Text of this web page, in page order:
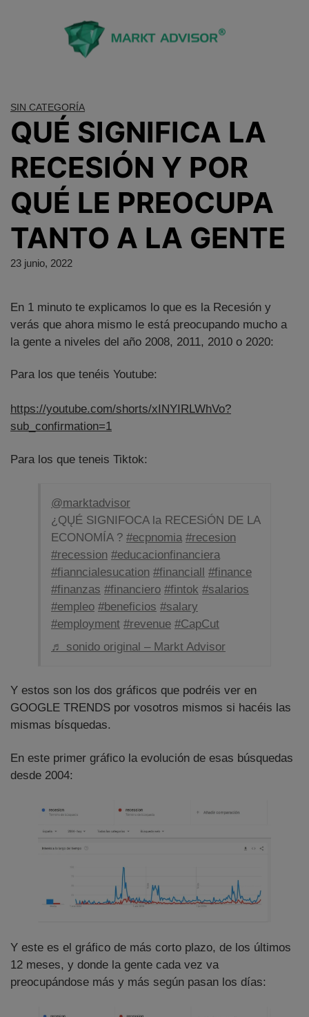
SIN CATEGORÍA
QUÉ SIGNIFICA LA
RECESIÓN Y POR
QUÉ LE PREOCUPA
TANTO A LA GENTE
23 junio, 2022
En 1 minuto te explicamos lo que es la Recesión y
verás que ahora mismo le está preocupando mucho a
la gente a niveles del año 2008, 2011, 2010 o 2020:
Para los que tenéis Youtube:
https://youtube.com/shorts/xINYIRLWhVo?
sub_confirmation=1
Para los que teneis Tiktok:
@marktadvisor
¿QŲÉ SIGNIFOCA la RECESiÓN DE LA
ECONOMÍA ? #ecpnomia #recesion
#recession #educacionfinanciera
#fianncialesucation #financiall
#finance
#finanzas #financiero #fintok #salarios
#empleo #beneficios #salary
#employment #revenue #CapCut
♬ sonido original – Markt Advisor
Y estos son los dos gráficos que podréis ver en
GOOGLE TRENDS por vosotros mismos si hacéis las
mismas bísquedas.
En este primer gráfico la evolución de esas búsquedas
desde 2004:
Y este es el gráfico de más corto plazo, de los últimos
12 meses, y donde la gente cada vez va
preocupándose más y más según pasan los días: